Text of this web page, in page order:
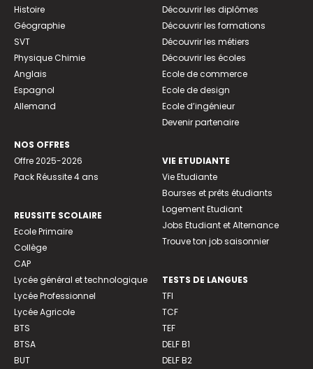
Histoire
Géographie
SVT
Physique Chimie
Anglais
Espagnol
Allemand
NOS OFFRES
Offre 2025-2026
Pack Réussite 4 ans
REUSSITE SCOLAIRE
Ecole Primaire
Collège
CAP
Lycée général et technologique
Lycée Professionnel
Lycée Agricole
BTS
BTSA
BUT
Découvrir les diplômes
Découvrir les formations
Découvrir les métiers
Découvrir les écoles
Ecole de commerce
Ecole de design
Ecole d’ingénieur
Devenir partenaire
VIE ETUDIANTE
Vie Etudiante
Bourses et prêts étudiants
Logement Etudiant
Jobs Etudiant et Alternance
Trouve ton job saisonnier
TESTS DE LANGUES
TFI
TCF
TEF
DELF B1
DELF B2